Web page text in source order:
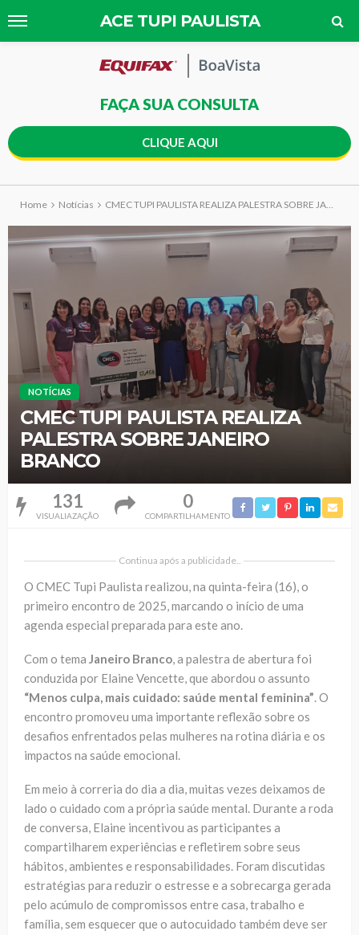
ACE TUPI PAULISTA
FAÇA SUA CONSULTA
CLIQUE AQUI
Home Notícias CMEC TUPI PAULISTA REALIZA PALESTRA SOBRE JANEIRO BRANCO
NOTÍCIAS
CMEC TUPI PAULISTA REALIZA
PALESTRA SOBRE JANEIRO
BRANCO
131
VISUALIAZAÇÃO
0
COMPARTILHAMENTO
Continua após a publicidade..
O CMEC Tupi Paulista realizou, na quinta-feira (16), o
primeiro encontro de 2025, marcando o início de uma
agenda especial preparada para este ano.
Com o tema Janeiro Branco, a palestra de abertura foi
conduzida por Elaine Vencette, que abordou o assunto
“Menos culpa, mais cuidado: saúde mental feminina”. O
encontro promoveu uma importante reflexão sobre os
desafios enfrentados pelas mulheres na rotina diária e os
impactos na saúde emocional.
Em meio à correria do dia a dia, muitas vezes deixamos de
lado o cuidado com a própria saúde mental. Durante a roda
de conversa, Elaine incentivou as participantes a
compartilharem experiências e refletirem sobre seus
hábitos, ambientes e responsabilidades. Foram discutidas
estratégias para reduzir o estresse e a sobrecarga gerada
pelo acúmulo de compromissos entre casa, trabalho e
família, sem esquecer que o autocuidado também deve ser